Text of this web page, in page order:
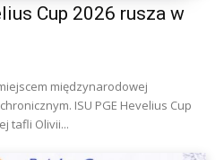
Cup 2026 rusza w
międzynarodowej
ISU PGE Hevelius Cup
tafli Olivii...